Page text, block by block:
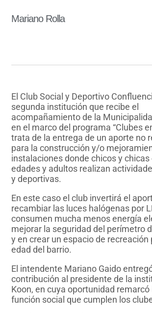
Mariano Rolla
El Club Social y Deportivo
segunda institución que recibe el
acompañamiento de la
en el marco del programa “Clubes
trata de la entrega de un aporte no
para la construcción y/o
instalaciones donde chicos y
edades y adultos realizan
y deportivas.
En este caso el club invertirá el
recambiar las luces halógenas por
consumen mucha menos energía
mejorar la seguridad del perímetro
y en crear un espacio de recreación
edad del barrio.
El intendente Mariano Gaido
contribución al presidente de la
Koon, en cuya oportunidad remarcó
función social que cumplen los